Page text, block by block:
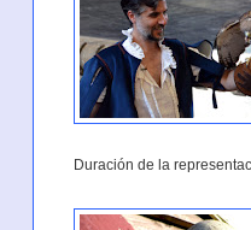
Duración de la